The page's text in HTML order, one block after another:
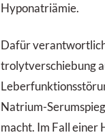
Hyponatriämie.
Dafür
trolytverschiebung
Natrium-
macht. Im Fall